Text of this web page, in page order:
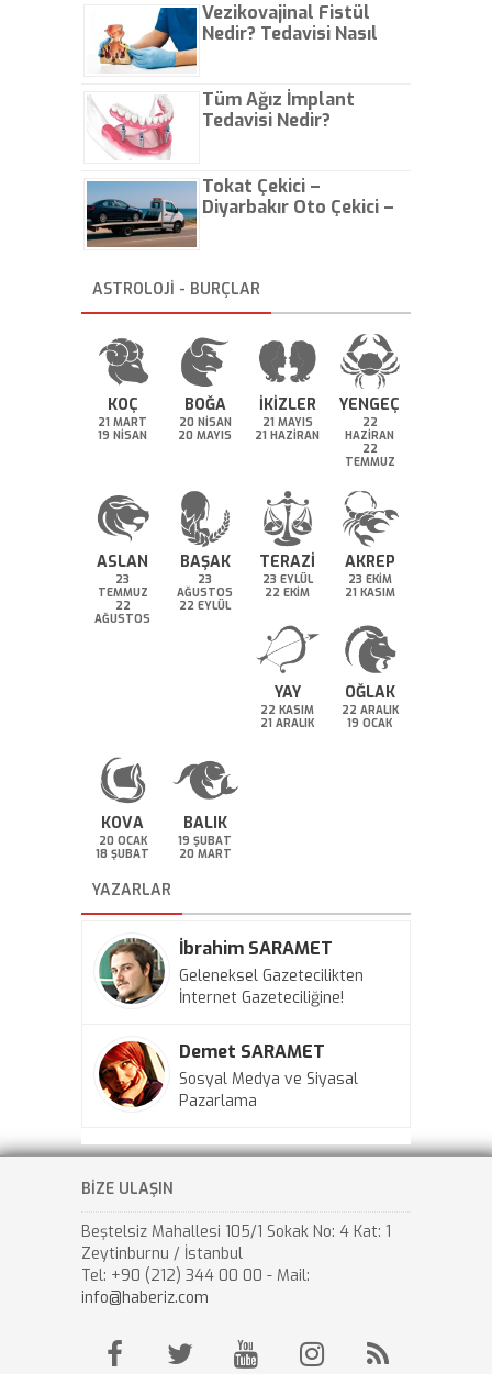
Vezikovajinal Fistül
Nedir? Tedavisi Nasıl
Tüm Ağız İmplant
Tedavisi Nedir?
Tokat Çekici –
Diyarbakır Oto Çekici –
ASTROLOJİ - BURÇLAR
KOÇ
21 MART
19 NİSAN
BOĞA
20 NİSAN
20 MAYIS
İKİZLER
21 MAYIS
21 HAZİRAN
YENGEÇ
22
HAZİRAN
22
TEMMUZ
ASLAN
23
TEMMUZ
22
AĞUSTOS
BAŞAK
23
AĞUSTOS
22 EYLÜL
TERAZİ
23 EYLÜL
22 EKİM
AKREP
23 EKİM
21 KASIM
YAY
22 KASIM
21 ARALIK
OĞLAK
22 ARALIK
19 OCAK
KOVA
20 OCAK
18 ŞUBAT
BALIK
19 ŞUBAT
20 MART
YAZARLAR
İbrahim SARAMET
Geleneksel Gazetecilikten
İnternet Gazeteciliğine!
Demet SARAMET
Sosyal Medya ve Siyasal
Pazarlama
BİZE ULAŞIN
Beştelsiz Mahallesi 105/1 Sokak No: 4 Kat: 1
Zeytinburnu / İstanbul
Tel: +90 (212) 344 00 00 - Mail:
info@haberiz.com